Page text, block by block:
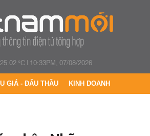
°C| 10:33PM, 07/08/2026
GIÁ - ĐẤU THẦU KINH DOANH